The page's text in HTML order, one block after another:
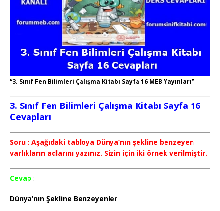
“3. Sınıf Fen Bilimleri Çalışma Kitabı Sayfa 16 MEB Yayınları”
3. Sınıf Fen Bilimleri Çalışma Kitabı Sayfa 16
Cevapları
Soru : Aşağıdaki tabloya Dünya’nın şekline benzeyen
varlıkların adlarını yazınız. Sizin için iki örnek verilmiştir.
Cevap :
Dünya’nın Şekline Benzeyenler